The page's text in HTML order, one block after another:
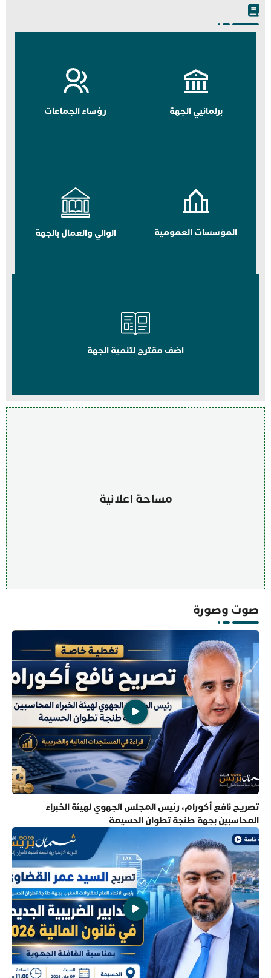
برلمانيي الجهة رؤساء الجماعات
المؤسسات العمومية الوالي والعمال بالجهة
اضف مقترح لتنمية الجهة
مساحة اعلانية
صوت وصورة
تصريح نافع أكورام، رئيس المجلس الجهوي لهيئة الخبراء
المحاسبين بجهة طنجة تطوان الحسيمة